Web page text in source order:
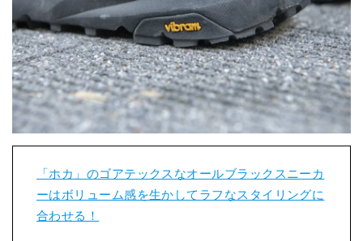
「ホカ」のゴアテックスなオールブラックスニーカ
ーはボリューム感を生かしてラフなスタイリングに
合わせる！